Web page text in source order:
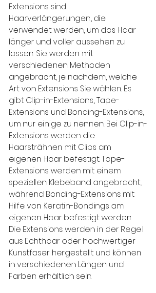
Extensions sind
Haarverlängerungen, die
verwendet werden, um das Haar
länger und voller aussehen zu
lassen. Sie werden mit
verschiedenen Methoden
angebracht, je nachdem, welche
Art von Extensions Sie wählen. Es
gibt Clip-in-Extensions, Tape-
Extensions und Bonding-Extensions,
um nur einige zu nennen. Bei Clip-in-
Extensions werden die
Haarsträhnen mit Clips am
eigenen Haar befestigt. Tape-
Extensions werden mit einem
speziellen Klebeband angebracht,
während Bonding-Extensions mit
Hilfe von Keratin-Bondings am
eigenen Haar befestigt werden.
Die Extensions werden in der Regel
aus Echthaar oder hochwertiger
Kunstfaser hergestellt und können
in verschiedenen Längen und
Farben erhältlich sein.